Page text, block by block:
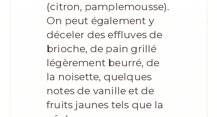
(citron, pamplemousse).
On peut également y
déceler des effluves de
brioche, de pain grillé
légèrement beurré, de
la noisette, quelques
notes de vanille et de
fruits jaunes tels que la